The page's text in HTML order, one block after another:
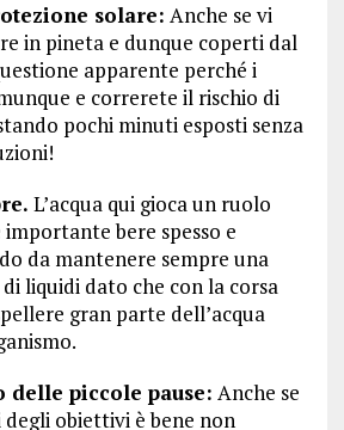
solare: Anche se vi
in pineta e dunque coperti dal
apparente perché i
e correrete il rischio di
pochi minuti esposti senza
L’acqua qui gioca un ruolo
bere spesso e
da mantenere sempre una
liquidi dato che con la corsa
gran parte dell’acqua
delle piccole pause: Anche se
obiettivi è bene non